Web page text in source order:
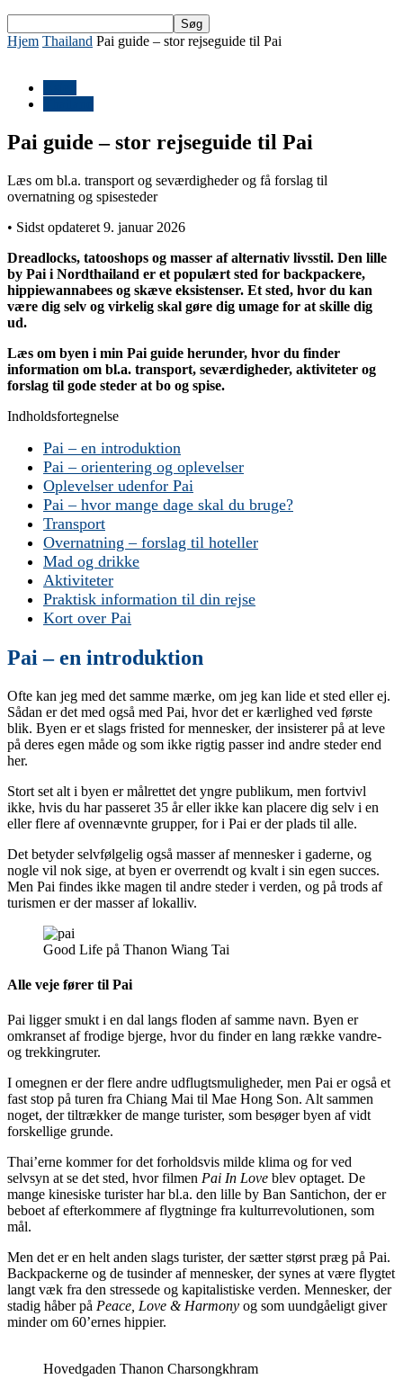
Hjem Thailand Pai guide – stor rejseguide til Pai
Pai guide – stor rejseguide til Pai
Læs om bl.a. transport og seværdigheder og få forslag til
overnatning og spisesteder
• Sidst opdateret 9. januar 2026
Dreadlocks, tatooshops og masser af alternativ livsstil. Den lille
by Pai i Nordthailand er et populært sted for backpackere,
hippiewannabees og skæve eksistenser. Et sted, hvor du kan
være dig selv og virkelig skal gøre dig umage for at skille dig
ud.
Læs om byen i min Pai guide herunder, hvor du finder
information om bl.a. transport, seværdigheder, aktiviteter og
forslag til gode steder at bo og spise.
Indholdsfortegnelse
Pai – en introduktion
Pai – orientering og oplevelser
Oplevelser udenfor Pai
Pai – hvor mange dage skal du bruge?
Transport
Overnatning – forslag til hoteller
Mad og drikke
Aktiviteter
Praktisk information til din rejse
Kort over Pai
Pai – en introduktion
Ofte kan jeg med det samme mærke, om jeg kan lide et sted eller ej.
Sådan er det med også med Pai, hvor det er kærlighed ved første
blik. Byen er et slags fristed for mennesker, der insisterer på at leve
på deres egen måde og som ikke rigtig passer ind andre steder end
her.
Stort set alt i byen er målrettet det yngre publikum, men fortvivl
ikke, hvis du har passeret 35 år eller ikke kan placere dig selv i en
eller flere af ovennævnte grupper, for i Pai er der plads til alle.
Det betyder selvfølgelig også masser af mennesker i gaderne, og
nogle vil nok sige, at byen er overrendt og kvalt i sin egen succes.
Men Pai findes ikke magen til andre steder i verden, og på trods af
turismen er der masser af lokalliv.
Good Life på Thanon Wiang Tai
Alle veje fører til Pai
Pai ligger smukt i en dal langs floden af samme navn. Byen er
omkranset af frodige bjerge, hvor du finder en lang række vandre-
og trekkingruter.
I omegnen er der flere andre udflugtsmuligheder, men Pai er også et
fast stop på turen fra Chiang Mai til Mae Hong Son. Alt sammen
noget, der tiltrækker de mange turister, som besøger byen af vidt
forskellige grunde.
Thai’erne kommer for det forholdsvis milde klima og for ved
selvsyn at se det sted, hvor filmen Pai In Love blev optaget. De
mange kinesiske turister har bl.a. den lille by Ban Santichon, der er
beboet af efterkommere af flygtninge fra kulturrevolutionen, som
mål.
Men det er en helt anden slags turister, der sætter størst præg på Pai.
Backpackerne og de tusinder af mennesker, der synes at være flygtet
langt væk fra den stressede og kapitalistiske verden. Mennesker, der
stadig håber på Peace, Love & Harmony og som uundgåeligt giver
minder om 60’ernes hippier.
Hovedgaden Thanon Charsongkhram